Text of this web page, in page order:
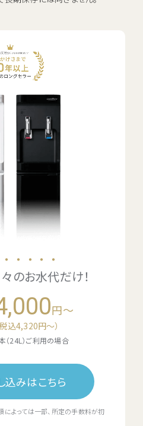
のお水代
・・・・・
だけ！
円～
税込4,320円〜）
24L）ご利用の場合
込みはこちら
よっては一部、所定の手数料が初